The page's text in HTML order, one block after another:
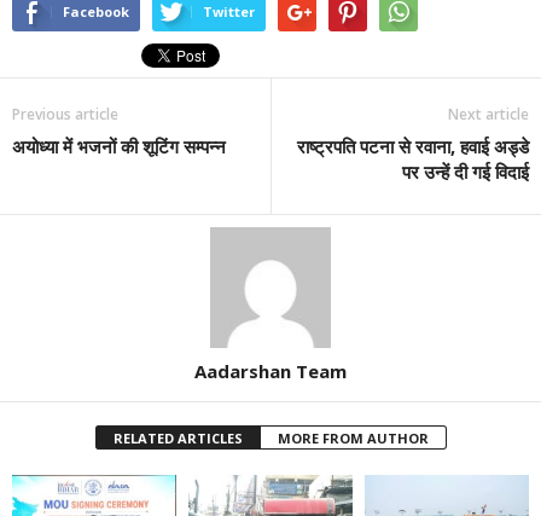
Facebook Twitter
Previous article
अयोध्या में भजनों की शूटिंग सम्पन्न
Next article
राष्ट्रपति पटना से रवाना, हवाई अड्डे
पर उन्हें दी गई विदाई
Aadarshan Team
RELATED ARTICLES MORE FROM AUTHOR